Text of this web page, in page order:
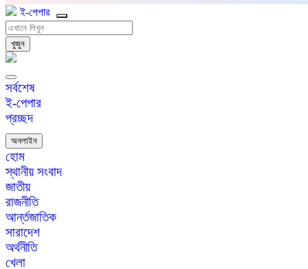
ই-পেপার
খুজুন
সর্বশেষ
ই-পেপার
প্রচ্ছদ
অনলাইন
হোম
স্থানীয় সংবাদ
জাতীয়
রাজনীতি
আর্ন্তজাতিক
সারাদেশ
অর্থনীতি
খেলা